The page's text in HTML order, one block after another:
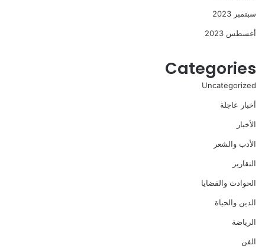
سبتمبر 2023
أغسطس 2023
Categories
Uncategorized
أخبار عاجلة
الأخبار
الأدب والشعر
التقارير
الحوادث والقضايا
الدين والحياة
الرياضة
الفن